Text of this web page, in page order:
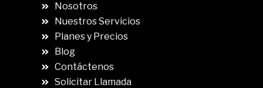
Nosotros
Nuestros Servicios
Planes y Precios
Blog
Contáctenos
Solicitar Llamada